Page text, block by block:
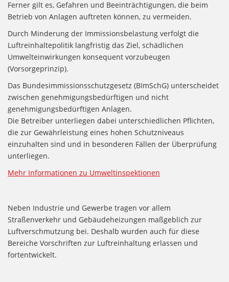
Ferner gilt es, Gefahren und Beeinträchtigungen, die beim
Betrieb von Anlagen auftreten können, zu vermeiden.
Durch Minderung der Immissionsbelastung verfolgt die
Luftreinhaltepolitik langfristig das Ziel, schädlichen
Umwelteinwirkungen konsequent vorzubeugen
(Vorsorgeprinzip).
Das Bundesimmissionsschutzgesetz (BImSchG) unterscheidet
zwischen genehmigungsbedürftigen und nicht
genehmigungsbedürftigen Anlagen.
Die Betreiber unterliegen dabei unterschiedlichen Pflichten,
die zur Gewährleistung eines hohen Schutzniveaus
einzuhalten sind und in besonderen Fällen der Überprüfung
unterliegen.
Mehr Informationen zu Umweltinspektionen
Neben Industrie und Gewerbe tragen vor allem
Straßenverkehr und Gebäudeheizungen maßgeblich zur
Luftverschmutzung bei. Deshalb wurden auch für diese
Bereiche Vorschriften zur Luftreinhaltung erlassen und
fortentwickelt.